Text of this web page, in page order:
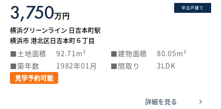
中古戸建て
3,750万円
横浜グリーンライン 日吉本町駅
横浜市 港北区日吉本町６丁目
土地面積 92.71m² 建物面積
80.05m²
築年数
1982年01月 間取り 3LDK
見学予約可能
詳細を見る